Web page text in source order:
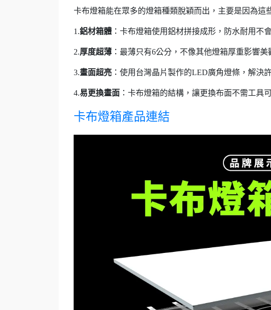
卡布燈箱能在眾多的燈箱種類脫穎而出，主要是因為這
1.鋁材箱體 ：卡布燈箱使用鋁材拼接成形，防水耐用不
2.厚度超薄 ：最薄只有6公分，不像其他燈箱厚重影響美
3.畫面超亮 ：使用台灣晶片製作的LED廣角燈條，解決
4.易更換畫面 ：卡布燈箱的結構，讓更換布面不需工具
卡布燈箱產品連結